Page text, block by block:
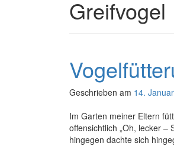
Greifvogel
Geschrieben am 14.
Im Garten meiner Eltern
offensichtlich „Oh, lecker –
hingegen dachte sich